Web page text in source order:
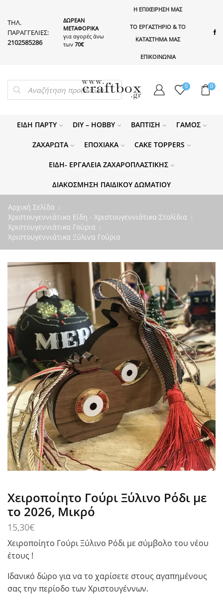
ΤΗΛ.
ΠΑΡΑΓΓΕΛΙΕΣ:
2102585286
ΔΩΡΕΑΝ
ΜΕΤΑΦΟΡΙΚΑ
για αγορές άνω
των 70€
Η ΕΠΙΧΕΙΡΗΣΗ ΜΑΣ
ΤΟ ΕΡΓΑΣΤΗΡΙΟ & ΤΟ
ΚΑΤΑΣΤΗΜΑ ΜΑΣ
ΕΠΙΚΟΙΝΩΝΙΑ
PRODUCTS
SEARCH 0 0
ΕΊΔΗ ΠΆΡΤΥ DIY – HOBBY ΒΆΠΤΙΣΗ ΓΆΜΟΣ
ΖΑΧΑΡΩΤΆ ΕΠΟΧΙΑΚΆ CAKE TOPPERS
ΕΊΔΗ- ΕΡΓΑΛΕΊΑ ΖΑΧΑΡΟΠΛΑΣΤΙΚΉΣ
ΔΙΑΚΌΣΜΗΣΗ ΠΑΙΔΙΚΟΎ ΔΩΜΑΤΊΟΥ
Αρχική Σελίδα
Χριστουγεννιάτικα Είδη - Χριστουγεννιάτικα Στολίδια
Χριστουγεννιάτικα Γούρια
Χριστουγεννιάτικα Ξύλινα Γούρια
Χειροποίητο Γούρι Ξύλινο Ρόδι με
το 2026, Μικρό
15,30€
Χειροποίητο Γούρι Ξύλινο Ρόδι με σύμβολο του νέου
έτους !
Ιδανικό δώρο για να το χαρίσετε στους αγαπημένους
σας την περίοδο των Χριστουγέννων.